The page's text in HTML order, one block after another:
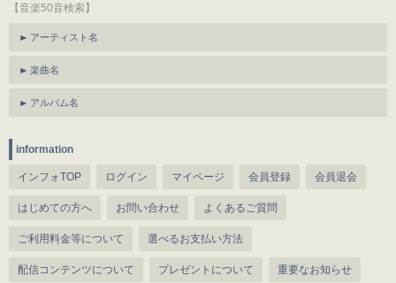
【音楽50音検索】
アーティスト名
楽曲名
アルバム名
information
インフォTOP ログイン マイページ 会員登録 会員退会
はじめての方へ お問い合わせ よくあるご質問
ご利用料金等について 選べるお支払い方法
配信コンテンツについて プレゼントについて 重要なお知らせ